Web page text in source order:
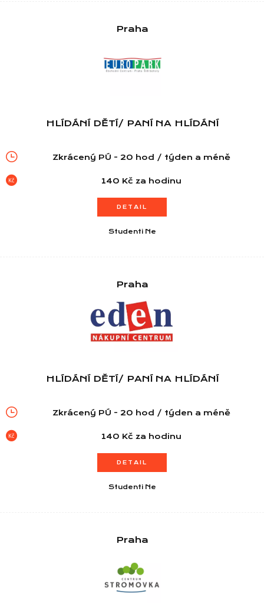
Praha
HLÍDÁNÍ DĚTÍ/ PANÍ NA HLÍDÁNÍ
Zkrácený PÚ - 20 hod / týden a méně
140 Kč za hodinu
DETAIL
Studenti Ne
Praha
HLÍDÁNÍ DĚTÍ/ PANÍ NA HLÍDÁNÍ
Zkrácený PÚ - 20 hod / týden a méně
140 Kč za hodinu
DETAIL
Studenti Ne
Praha